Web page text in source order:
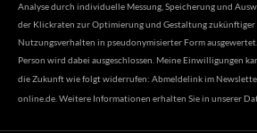
Analyse durch individuelle Messung, Speicherung und
der Klickraten zur Optimierung und Gestaltung
Nutzungsverhalten in pseudonymisierter Form
Person wird dabei ausgeschlossen. Meine Einwilligungen
die Zukunft wie folgt widerrufen: Abmeldelink im
online.de . Weitere Informationen erhalten Sie in unserer